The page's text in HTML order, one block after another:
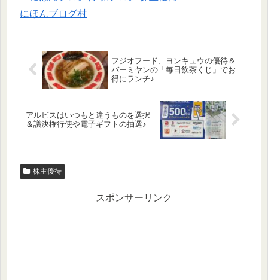
にほんブログ村
フジオフード、ヨンキュウの優待＆
バーミヤンの「毎日飲茶くじ」でお
得にランチ♪
アルビスはいつもと違うものを選択
＆議決権行使や電子ギフトの抽選♪
株主優待
スポンサーリンク